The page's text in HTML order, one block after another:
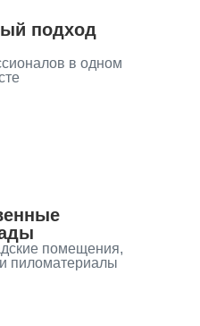
подход
в одном
помещения,
пиломатериалы